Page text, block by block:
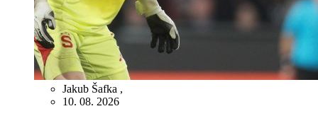
Jakub Šafka ,
10. 08. 2026